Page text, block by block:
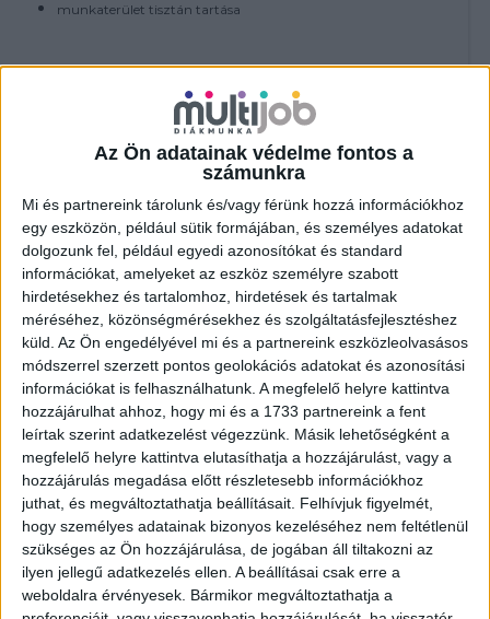
Az Ön adatainak védelme fontos a
számunkra
Mi és partnereink tárolunk és/vagy férünk hozzá információkhoz
egy eszközön, például sütik formájában, és személyes adatokat
dolgozunk fel, például egyedi azonosítókat és standard
információkat, amelyeket az eszköz személyre szabott
hirdetésekhez és tartalomhoz, hirdetések és tartalmak
méréséhez, közönségmérésekhez és szolgáltatásfejlesztéshez
küld. Az Ön engedélyével mi és a partnereink eszközleolvasásos
módszerrel szerzett pontos geolokációs adatokat és azonosítási
információkat is felhasználhatunk. A megfelelő helyre kattintva
hozzájárulhat ahhoz, hogy mi és a 1733 partnereink a fent
leírtak szerint adatkezelést végezzünk. Másik lehetőségként a
megfelelő helyre kattintva elutasíthatja a hozzájárulást, vagy a
hozzájárulás megadása előtt részletesebb információkhoz
juthat, és megváltoztathatja beállításait. Felhívjuk figyelmét,
hogy személyes adatainak bizonyos kezeléséhez nem feltétlenül
szükséges az Ön hozzájárulása, de jogában áll tiltakozni az
ilyen jellegű adatkezelés ellen. A beállításai csak erre a
weboldalra érvényesek. Bármikor megváltoztathatja a
munkaterület tisztán tartása
18 év felett - nyitós és zárós műszak vállalása
Jelenléti bónusz (éttermenként eltérő):
havi 80 óra felett: 15.000Ft
havi 100 óra felett: 20.000Ft
havi 120 óra felett: 25.000Ft
havi 150 óra felett: 40.000Ft
Amit kínálunk:
Rugalmas, sulihoz igazítható beosztás
Biztos, hosszútávú munkalehetőség
Barátságos, támogató csapat
Fejlődési és előrelépési lehetőség
Multi Job QuickPayen keresztül tudsz kérni fizetési előleget
25%-os kedvezménykártya jár mindenkinek a Starbucks, KFC
és Pizza Hut éttermeknél
Ha itt dolgozol, sosem maradsz éhesen!